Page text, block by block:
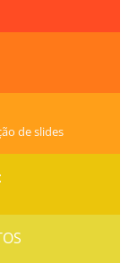
de slides